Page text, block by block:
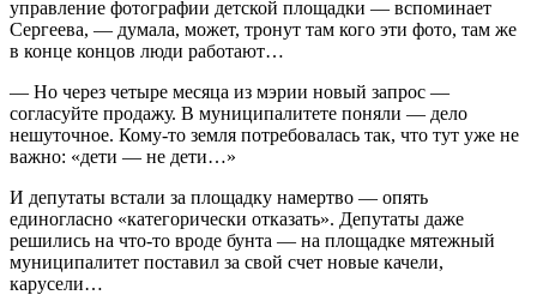
управление фотографии детской площадки — вспоминает
Сергеева, — думала, может, тронут там кого эти фото, там же
в конце концов люди работают…
— Но через четыре месяца из мэрии новый запрос —
согласуйте продажу. В муниципалитете поняли — дело
нешуточное. Кому-то земля потребовалась так, что тут уже не
важно: «дети — не дети…»
И депутаты встали за площадку намертво — опять
единогласно «категорически отказать». Депутаты даже
решились на что-то вроде бунта — на площадке мятежный
муниципалитет поставил за свой счет новые качели,
карусели…